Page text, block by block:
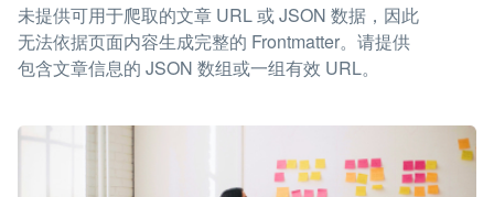
未提供可用于爬取的文章 URL 或 JSON 数据，因此
无法依据页面内容生成完整的 Frontmatter。请提供
包含文章信息的 JSON 数组或一组有效 URL。